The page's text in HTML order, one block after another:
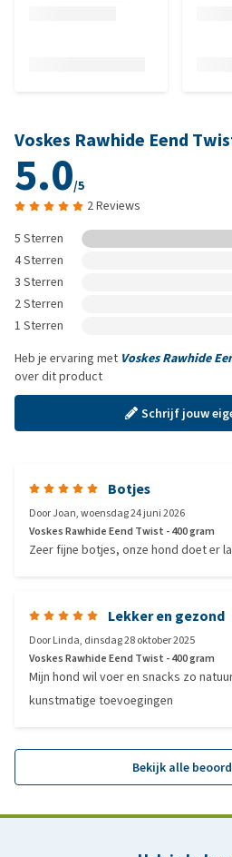
Voskes Rawhide Eend
5.0/5
2 Reviews
5 Sterren
4 Sterren
3 Sterren
2 Sterren
1 Sterren
Heb je ervaring met Voskes Rawhide
over dit product
Schrijf jouw
Botjes
DoorJoan,woensdag 24 juni 2026
Voskes Rawhide Eend Twist - 400 gram
Zeer fijne botjes, onze hond doet er
Lekker en gezond
DoorLinda, dinsdag 28 oktober 2025
Voskes Rawhide Eend Twist - 400 gram
Mijn hond wil voer en snacks zo
kunstmatige toevoegingen
Bekijk alle